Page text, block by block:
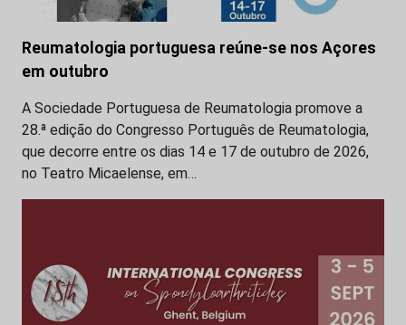
Reumatologia portuguesa reúne-se nos Açores
em outubro
A Sociedade Portuguesa de Reumatologia promove a
28.ª edição do Congresso Português de Reumatologia,
que decorre entre os dias 14 e 17 de outubro de 2026,
no Teatro Micaelense, em…